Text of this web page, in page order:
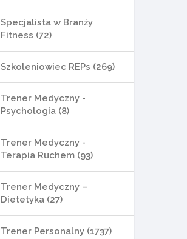
Specjalista w Branży
Fitness (72)
Szkoleniowiec REPs (269)
Trener Medyczny -
Psychologia (8)
Trener Medyczny -
Terapia Ruchem (93)
Trener Medyczny –
Dietetyka (27)
Trener Personalny (1737)